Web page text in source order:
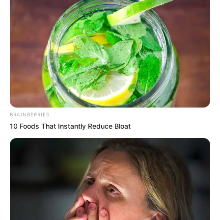
Otras noticias
"Mi sueño es correr una maratón con mi mamá"
BRAINBERRIES
10 Foods That Instantly Reduce Bloat